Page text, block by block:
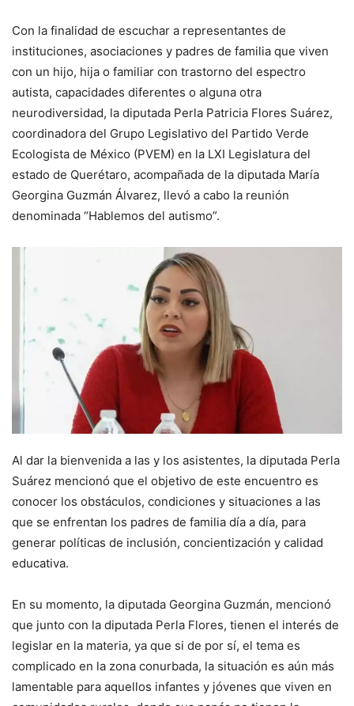
Con la finalidad de escuchar a representantes de
instituciones, asociaciones y padres de familia que viven
con un hijo, hija o familiar con trastorno del espectro
autista, capacidades diferentes o alguna otra
neurodiversidad, la diputada Perla Patricia Flores Suárez,
coordinadora del Grupo Legislativo del Partido Verde
Ecologista de México (PVEM) en la LXI Legislatura del
estado de Querétaro, acompañada de la diputada María
Georgina Guzmán Álvarez, llevó a cabo la reunión
denominada “Hablemos del autismo”.
Al dar la bienvenida a las y los asistentes, la diputada Perla
Suárez mencionó que el objetivo de este encuentro es
conocer los obstáculos, condiciones y situaciones a las
que se enfrentan los padres de familia día a día, para
generar políticas de inclusión, concientización y calidad
educativa.
En su momento, la diputada Georgina Guzmán, mencionó
que junto con la diputada Perla Flores, tienen el interés de
legislar en la materia, ya que si de por sí, el tema es
complicado en la zona conurbada, la situación es aún más
lamentable para aquellos infantes y jóvenes que viven en